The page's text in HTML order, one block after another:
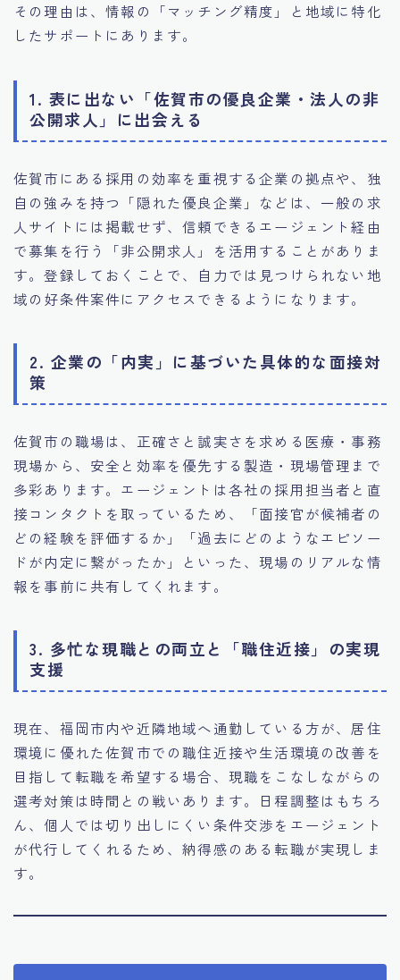
その理由は、情報の「マッチング精度」と地域に特化
したサポートにあります。
1. 表に出ない「佐賀市の優良企業・法人の非
公開求人」に出会える
佐賀市にある採用の効率を重視する企業の拠点や、独
自の強みを持つ「隠れた優良企業」などは、一般の求
人サイトには掲載せず、信頼できるエージェント経由
で募集を行う「非公開求人」を活用することがありま
す。登録しておくことで、自力では見つけられない地
域の好条件案件にアクセスできるようになります。
2. 企業の「内実」に基づいた具体的な面接対
策
佐賀市の職場は、正確さと誠実さを求める医療・事務
現場から、安全と効率を優先する製造・現場管理まで
多彩あります。エージェントは各社の採用担当者と直
接コンタクトを取っているため、「面接官が候補者の
どの経験を評価するか」「過去にどのようなエピソー
ドが内定に繋がったか」といった、現場のリアルな情
報を事前に共有してくれます。
3. 多忙な現職との両立と「職住近接」の実現
支援
現在、福岡市内や近隣地域へ通勤している方が、居住
環境に優れた佐賀市での職住近接や生活環境の改善を
目指して転職を希望する場合、現職をこなしながらの
選考対策は時間との戦いあります。日程調整はもちろ
ん、個人では切り出しにくい条件交渉をエージェント
が代行してくれるため、納得感のある転職が実現しま
す。